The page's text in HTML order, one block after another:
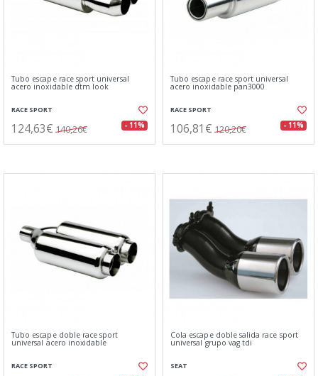
Tubo escape race sport universal
acero inoxidable dtm look
RACE SPORT
124,63€ 140,26€ - 11%
Tubo escape race sport universal
acero inoxidable pan3000
RACE SPORT
106,81€ 120,20€ - 11%
Tubo escape doble race sport
universal acero inoxidable
RACE SPORT
Cola escape doble salida race sport
universal grupo vag tdi
SEAT